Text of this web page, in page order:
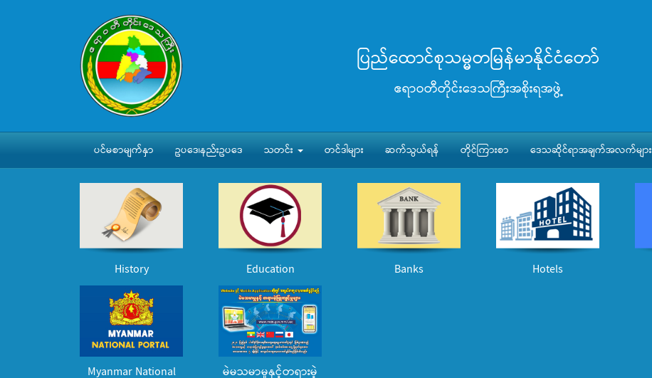
ပြည်ထောင်စုသမ္မတမြန်မာနိုင်ငံတော်
ဧရာဝတီတိုင်းဒေသကြီးအစိုးရအဖွဲ့
ပင်မစာမျက်နှာ ဥပဒေ၊နည်းဥပဒေ သတင်း တင်ဒါများ ဆက်သွယ်ရန် တိုင်ကြားစာ ဒေသဆိုင်ရာအချက်အလက်များ
History Education Banks Hotels
Myanmar National
မဲမသမာမှုနှင့်တရားမဲ့